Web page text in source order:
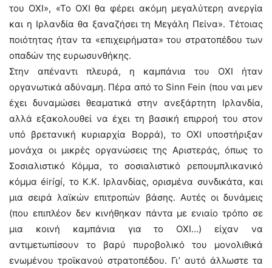
του ΟΧΙ», «Το ΟΧΙ θα φέρει ακόμη μεγαλύτερη ανεργία
και η Ιρλανδία θα ξαναζήσει τη Μεγάλη Πείνα». Τέτοιας
ποιότητας ήταν τα «επιχειρήματα» του στρατοπέδου των
οπαδών της ευρωσυνθήκης.
Στην απέναντι πλευρά, η καμπάνια του ΟΧΙ ήταν
οργανωτικά αδύναμη. Πέρα από το Sinn Fein (που ναι μεν
έχει δυναμώσει θεαματικά στην ανεξάρτητη Ιρλανδία,
αλλά εξακολουθεί να έχει τη βασική επιρροή του στον
υπό βρετανική κυριαρχία Βορρά), το ΟΧΙ υποστήριξαν
μονάχα οι μικρές οργανώσεις της Αριστεράς, όπως το
Σοσιαλιστικό Κόμμα, το σοσιαλιστικό ρεπουμπλικανικό
κόμμα éirígí, το Κ.Κ. Ιρλανδίας, ορισμένα συνδικάτα, και
μια σειρά λαϊκών επιτροπών βάσης. Αυτές οι δυνάμεις
(που επιπλέον δεν κινήθηκαν πάντα με ενιαίο τρόπο σε
μια κοινή καμπάνια για το ΟΧΙ…) είχαν να
αντιμετωπίσουν το βαρύ πυροβολικό του μονολιθικά
ενωμένου τροϊκανού στρατοπέδου. Γι’ αυτό άλλωστε τα